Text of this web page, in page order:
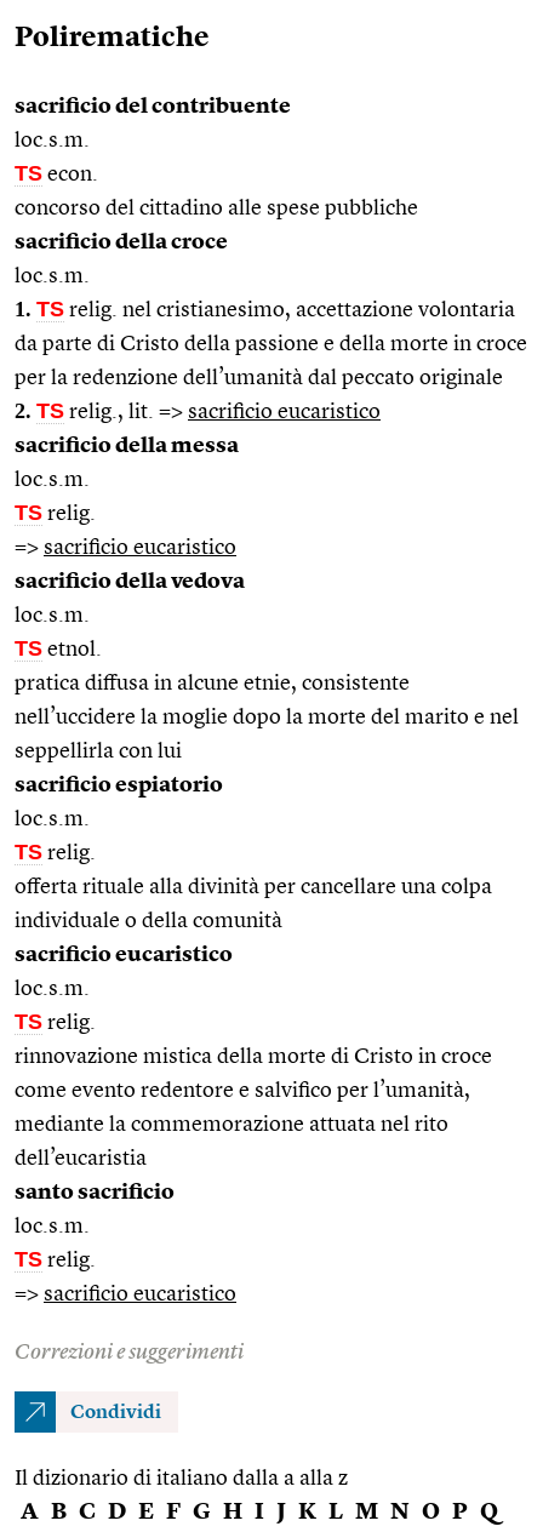
Polirematiche
sacrificio del contribuente
loc.s.m.
TS econ.
concorso del cittadino alle spese pubbliche
sacrificio della croce
loc.s.m.
1. TS relig. nel cristianesimo, accettazione volontaria
da parte di Cristo della passione e della morte in croce
per la redenzione dell’umanità dal peccato originale
2. TS relig., lit. => sacrificio eucaristico
sacrificio della messa
loc.s.m.
TS relig.
=> sacrificio eucaristico
sacrificio della vedova
loc.s.m.
TS etnol.
pratica diffusa in alcune etnie, consistente
nell’uccidere la moglie dopo la morte del marito e nel
seppellirla con lui
sacrificio espiatorio
loc.s.m.
TS relig.
offerta rituale alla divinità per cancellare una colpa
individuale o della comunità
sacrificio eucaristico
loc.s.m.
TS relig.
rinnovazione mistica della morte di Cristo in croce
come evento redentore e salvifico per l’umanità,
mediante la commemorazione attuata nel rito
dell’eucaristia
santo sacrificio
loc.s.m.
TS relig.
=> sacrificio eucaristico
Correzioni e suggerimenti
Condividi
Il dizionario di italiano dalla a alla z
A B C D E F G H I J K L M N O P Q